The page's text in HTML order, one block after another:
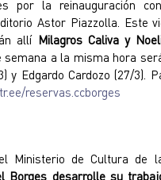
por la reinauguración
Astor Piazzolla. Este
allí Milagros Caliva y
semana a la misma hora
y Edgardo Cardozo (27/3).
reservas.ccborges
Ministerio de Cultura de